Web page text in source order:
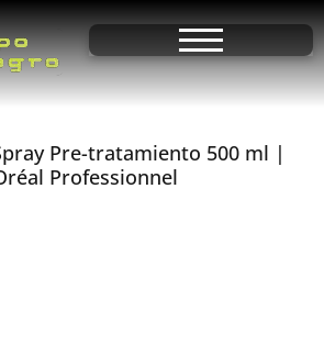
Pre-tratamiento 500 ml |
Professionnel